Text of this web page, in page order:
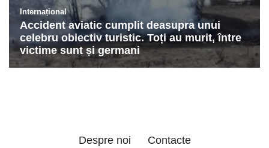
Despre noi Contacte